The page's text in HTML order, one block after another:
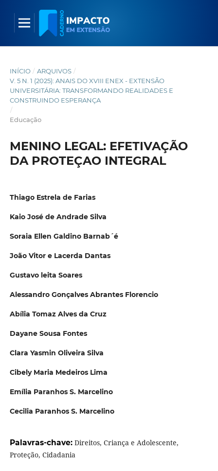
INÍCIO / ARQUIVOS /
V. 5 N. 1 (2025): ANAIS DO XVIII ENEX - EXTENSÃO
UNIVERSITÁRIA: TRANSFORMANDO REALIDADES E
CONSTRUINDO ESPERANÇA
/
Educação
MENINO LEGAL: EFETIVAÇÃO
DA PROTEÇAO INTEGRAL
Thiago Estrela de Farias
Kaio José de Andrade Silva
Soraia Ellen Galdino Barnab´é
João Vitor e Lacerda Dantas
Gustavo leita Soares
Alessandro Gonçalves Abrantes Florencio
Abília Tomaz Alves da Cruz
Dayane Sousa Fontes
Clara Yasmin Oliveira Silva
Cibely Maria Medeiros Lima
Emília Paranhos S. Marcelino
Cecilia Paranhos S. Marcelino
Palavras-chave: Direitos, Criança e Adolescente,
Proteção, Cidadania